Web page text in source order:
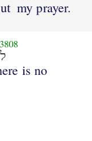
my prayer.
is no